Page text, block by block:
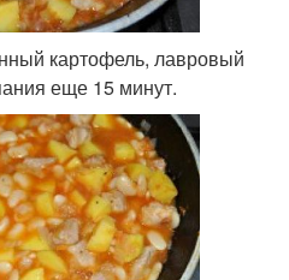
картофель, лавровый
еще 15 минут.